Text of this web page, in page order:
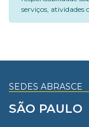
serviços, atividades
SEDES ABRASCE
SÃO PAULO